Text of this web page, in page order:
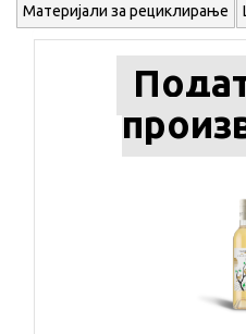
Материјали за рециклирање